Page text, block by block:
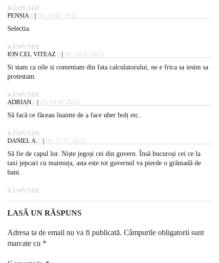
RĂSPUNDE
PENSIA08:56, 19.07.2022
Selectia.
RĂSPUNDE
ION CEL VITEAZ10:49, 19.07.2022
Si stam ca oile si comentam din fata calculatorului, ne e frica sa iesim sa
protestam.
RĂSPUNDE
ADRIAN22:25, 19.07.2022
Să facă ce făceau înainte de a face uber bolț etc..
RĂSPUNDE
DANIEL A.22:09, 27.07.2022
Să fie de capul lor. Niște jegoși cei din guvern. Însă bucuroși cei ce la
taxi jepcari cu maimuța, asta este tot guvernul va pierde o grămadă de
bani.
RĂSPUNDE
LASĂ UN RĂSPUNS
Adresa ta de email nu va fi publicată. Câmpurile obligatorii sunt
marcate cu *